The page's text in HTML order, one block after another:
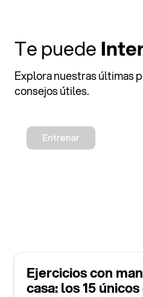
Te puede
Explora nuestras últimas
consejos útiles.
Entrenar
Ejercicios con
casa: los 15